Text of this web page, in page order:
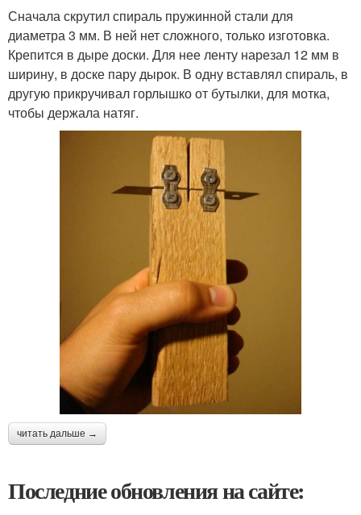
Сначала скрутил спираль пружинной стали для
диаметра 3 мм. В ней нет сложного, только изготовка.
Крепится в дыре доски. Для нее ленту нарезал 12 мм в
ширину, в доске пару дырок. В одну вставлял спираль, в
другую прикручивал горлышко от бутылки, для мотка,
чтобы держала натяг.
читать дальше →
Последние обновления на сайте: